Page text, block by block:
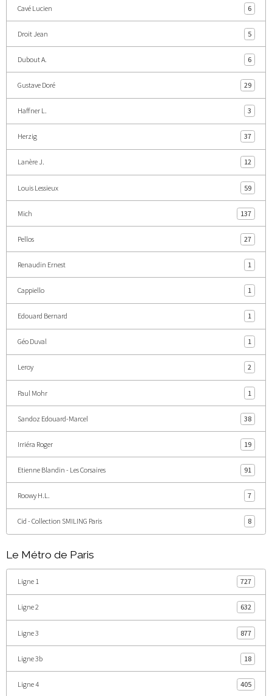
Cavé Lucien 6
Droit Jean 5
Dubout A. 6
Gustave Doré 29
Haffner L. 3
Herzig 37
Lanère J. 12
Louis Lessieux 59
Mich 137
Pellos 27
Renaudin Ernest 1
Cappiello 1
Edouard Bernard 1
Géo Duval 1
Leroy 2
Paul Mohr 1
Sandoz Edouard-Marcel 38
Irriéra Roger 19
Etienne Blandin - Les Corsaires 91
Roowy H.L. 7
Cid - Collection SMILING Paris 8
Le Métro de Paris
Ligne 1 727
Ligne 2 632
Ligne 3 877
Ligne 3b 18
Ligne 4 405